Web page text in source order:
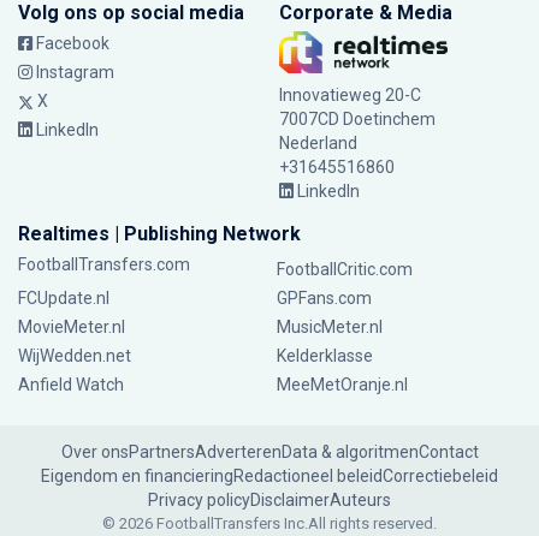
Volg ons op social media
Facebook
Instagram
X
LinkedIn
Corporate & Media
Innovatieweg 20-C
7007CD Doetinchem
Nederland
+31645516860
LinkedIn
Realtimes | Publishing Network
FootballTransfers.com
FootballCritic.com
FCUpdate.nl
GPFans.com
MovieMeter.nl
MusicMeter.nl
WijWedden.net
Kelderklasse
Anfield Watch
MeeMetOranje.nl
Over onsPartnersAdverterenData & algoritmenContact
Eigendom en financieringRedactioneel beleidCorrectiebeleid
Privacy policyDisclaimerAuteurs
© 2026 FootballTransfers Inc.All rights reserved.